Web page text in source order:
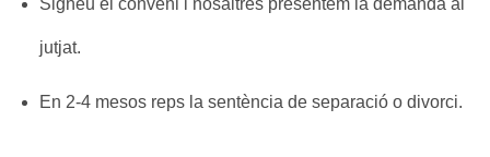
Signeu el conveni i nosaltres presentem la demanda al
jutjat.
En 2-4 mesos reps la sentència de separació o divorci.